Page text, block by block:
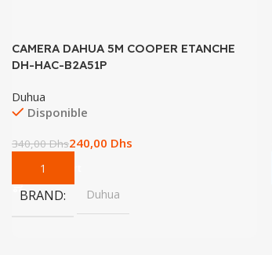
CAMERA DAHUA 5M COOPER ETANCHE
DH-HAC-B2A51P
Duhua
Disponible
340,00Dhs240,00 Dhs
Add To Cart
BRAND Duhua